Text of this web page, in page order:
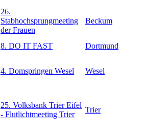
26.
Stabhochsprungmeeting
der Frauen
Beckum
8. DO IT FAST Dortmund
4. Domspringen Wesel Wesel
25. Volksbank Trier Eifel
- Flutlichtmeeting Trier
Trier